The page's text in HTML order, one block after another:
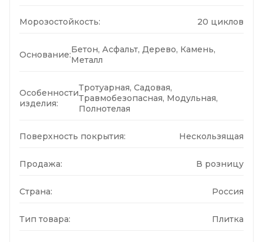
Морозостойкость: 20 циклов
Основание:Бетон, Асфальт, Дерево, Камень,
Металл
Особенности
изделия:
Тротуарная, Садовая,
Травмобезопасная, Модульная,
Полнотелая
Поверхность покрытия: Нескользящая
Продажа: В розницу
Страна: Россия
Тип товара: Плитка